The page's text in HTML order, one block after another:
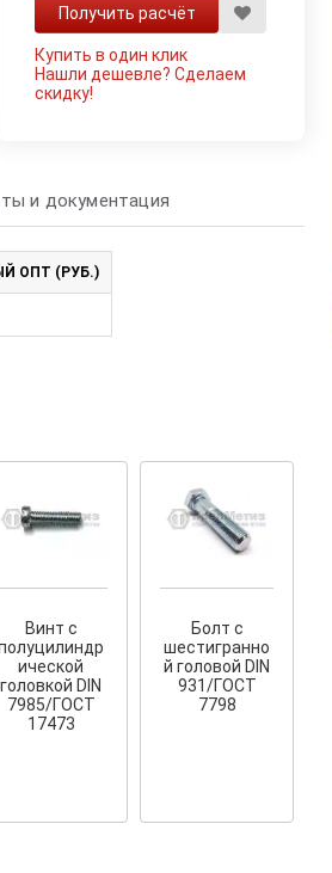
Купить в один клик
Нашли дешевле?Сделаем
скидку!
и документация
ОПТ (РУБ.)
Винт с
ической
головкой DIN
7985/ГОСТ
17473
Болт с
шестигранно
й головой DIN
931/ГОСТ
7798